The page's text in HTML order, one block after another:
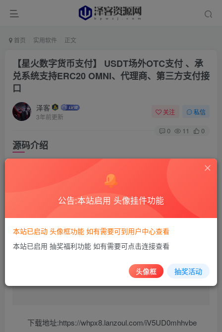
首页 实用软件 正文
【星火数字货币支付】 USDT场外OTC支付 、承
兑系统支持ERC20 OMNI、代理商、第三方支付接
口
泽客
3年前更新
关注 私信
0 11 0
源码介绍
式，支持USDT币充值,提币,真实上链交易承兑商的模式，实
现法币充值（和交易员交易）ThinkPHP5.0框架结构开发
下载地址:https://whpx8.lanzoul.com/iV5UD0mhhvbe
公告:本站启用 头像挂件功能
本站已启动 头像框功能 如有需要可到用户中心查看
本站已启用 抽奖福利功能 如有需要可点击连接查看
头像框 抽奖活动